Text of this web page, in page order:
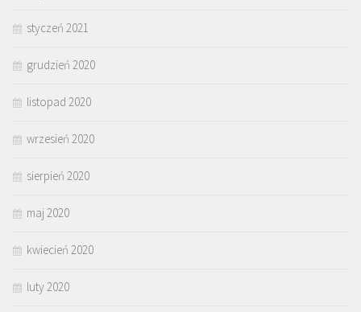
styczeń 2021
grudzień 2020
listopad 2020
wrzesień 2020
sierpień 2020
maj 2020
kwiecień 2020
luty 2020